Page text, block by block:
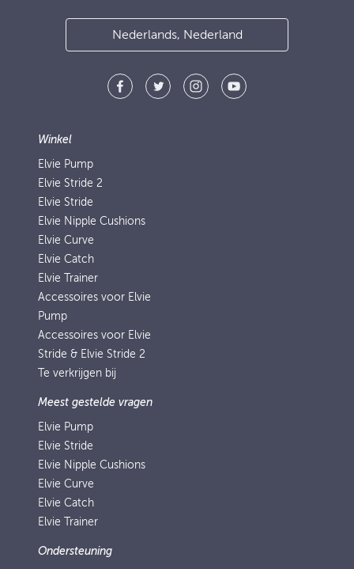
Nederlands, Nederland
Winkel
Elvie Pump
Elvie Stride 2
Elvie Stride
Elvie Nipple Cushions
Elvie Curve
Elvie Catch
Elvie Trainer
Accessoires voor Elvie
Pump
Accessoires voor Elvie
Stride & Elvie Stride 2
Te verkrijgen bij
Meest gestelde vragen
Elvie Pump
Elvie Stride
Elvie Nipple Cushions
Elvie Curve
Elvie Catch
Elvie Trainer
Ondersteuning